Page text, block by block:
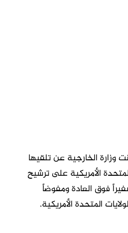
وزارة الخارجية عن تلقيها
الأمريكية على ترشيح
فوق العادة ومفوضاً
المتحدة الأمريكية.